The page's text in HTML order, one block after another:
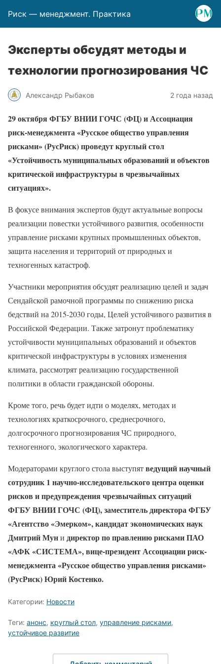
Риск — менеджмент. Практика
Эксперты обсудят методы и
технологии прогнозирования ЧС
Александр Рыбаков 2 года назад
29 октября ФГБУ ВНИИ ГОЧС (ФЦ) и Ассоциация
риск-менеджмента «Русское общество управления
рисками» (РусРиск) проведут круглый стол
«Устойчивость муниципальных образований и объектов
критической инфраструктуры в чрезвычайных
ситуациях».
В фокусе внимания экспертов будут актуальные вопросы
реализации повестки устойчивого развития, особенности
управление рисками крупных промышленных объектов,
защита населения и территорий от природных и
техногенных катастроф.
Участники мероприятия обсудят реализацию целей и задач
Сендайской рамочной программы по снижению риска
бедствий на 2015-2030 годы, Целей устойчивого развития в
Российской Федерации. Также затронут проблематику
устойчивости муниципальных образований и объектов
критической инфраструктуры в условиях изменения
климата, рассмотрят реализацию государственной
политики в области гражданской обороны.
Кроме того, речь будет идти о моделях, методах и
технологиях краткосрочного, среднесрочного,
долгосрочного прогнозирования ЧС природного,
техногенного, экологического характера.
Модераторами круглого стола выступятведущий научный
сотрудник 1 научно-исследовательского центра оценки
рисков и предупреждения чрезвычайных ситуаций
ФГБУ ВНИИ ГОЧС (ФЦ), заместитель директора ФГБУ
«Агентство «Эмерком», кандидат экономических наук
Дмитрий Муни директор по правлению рисками ПАО
«АФК «СИСТЕМА», вице-президент Ассоциации риск-
менеджмента «Русское общество управления рисками»
(РусРиск) Юрий Костенко.
Категории: Новости
Теги: анонс, круглый стол, управление рисками,
устойчивое развитие